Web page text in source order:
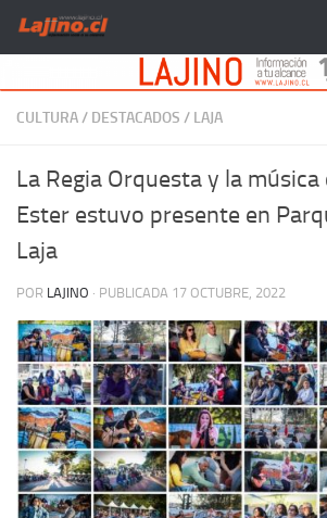
Saltar al contenido
CULTURA/ DESTACADOS / LAJA
La Regia Orquesta y la música
Ester estuvo presente en
Laja
POR LAJINO · PUBLICADA 17 OCTUBRE, 2022